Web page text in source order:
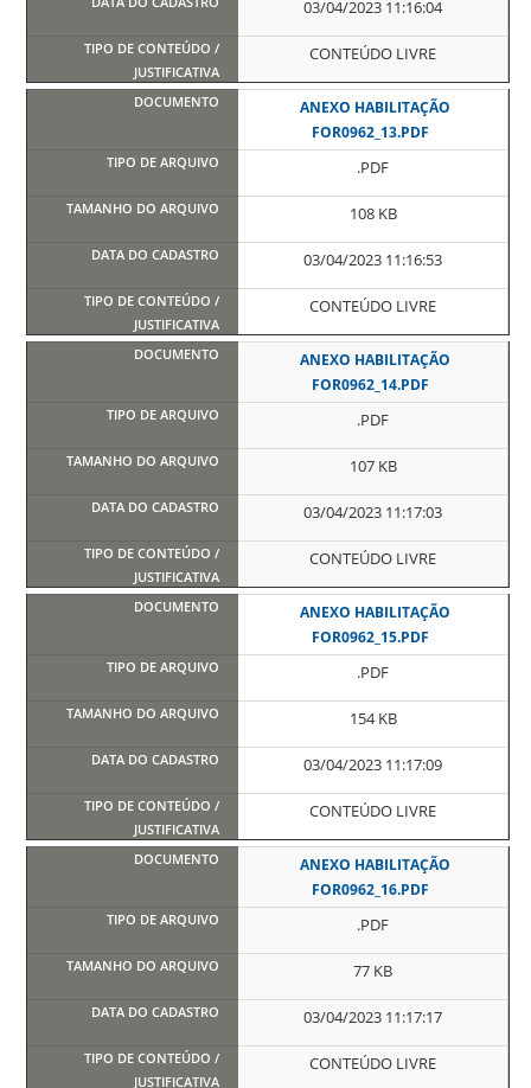
03/04/2023 11:16:04
CONTEÚDO LIVRE
ANEXO HABILITAÇÃO
FOR0962_13.PDF
.PDF
108 KB
03/04/2023 11:16:53
CONTEÚDO LIVRE
ANEXO HABILITAÇÃO
FOR0962_14.PDF
.PDF
107 KB
03/04/2023 11:17:03
CONTEÚDO LIVRE
ANEXO HABILITAÇÃO
FOR0962_15.PDF
.PDF
154 KB
03/04/2023 11:17:09
CONTEÚDO LIVRE
ANEXO HABILITAÇÃO
FOR0962_16.PDF
.PDF
77 KB
03/04/2023 11:17:17
CONTEÚDO LIVRE